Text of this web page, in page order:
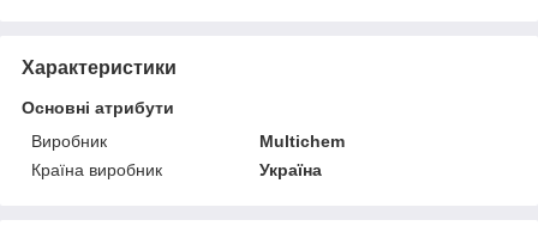
Характеристики
Основні атрибути
Виробник
Multichem
Країна виробник
Україна